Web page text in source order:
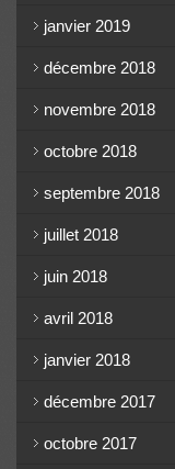
janvier 2019
décembre 2018
novembre 2018
octobre 2018
septembre 2018
juillet 2018
juin 2018
avril 2018
janvier 2018
décembre 2017
octobre 2017